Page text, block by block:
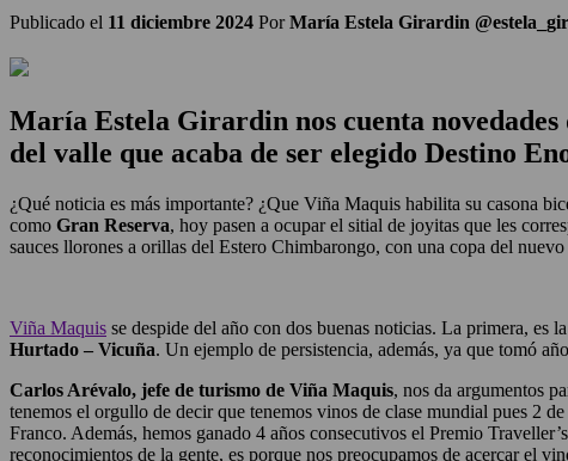
Publicado el 11 diciembre 2024 PorMaría Estela Girardin
María Estela Girardin nos cuenta
del valle que acaba de ser elegido Destino
¿Qué noticia es más importante? ¿Que Viña Maquis habilita su casona
como Gran Reserva, hoy pasen a ocupar el sitial de joyitas que les
sauces llorones a orillas del Estero Chimbarongo, con una copa del
Viña Maquis se despide del año con dos buenas noticias. La primera, es la
Hurtado – Vicuña. Un ejemplo de persistencia, además, ya que tomó
Carlos Arévalo, jefe de turismo de Viña Maquis, nos da argumentos
tenemos el orgullo de decir que tenemos vinos de clase mundial pues 2
Franco. Además, hemos ganado 4 años consecutivos el Premio
reconocimientos de la gente, es porque nos preocupamos de acercar el